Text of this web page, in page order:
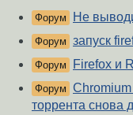
Форум Не
Форум запуск
Форум Firefox и
Форум
торрента снова